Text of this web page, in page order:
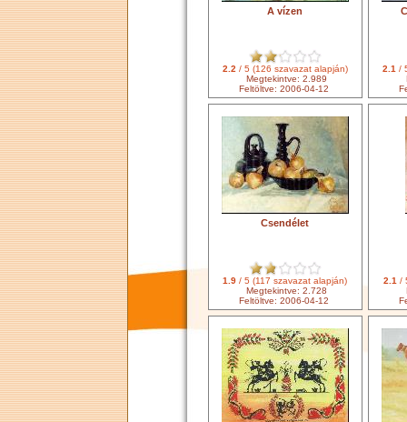
A vízen
2.2 / 5 (126 szavazat alapján)
Megtekintve: 2.989
Feltöltve: 2006-04-12
2.1 /
Csendélet
1.9 / 5 (117 szavazat alapján)
Megtekintve: 2.728
Feltöltve: 2006-04-12
2.1 /